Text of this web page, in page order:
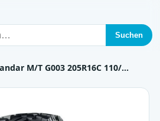
Suchen
M/T G003 205R16C 110/…